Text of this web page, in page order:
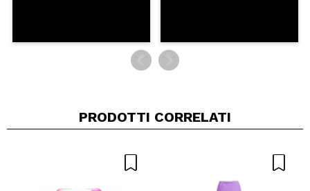
PRODOTTI CORRELATI